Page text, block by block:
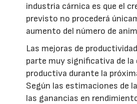
industria cárnica es que el
previsto no procederá
aumento del número de
Las mejoras de
parte muy significativa de la
productiva durante la
Según las estimaciones de la
las ganancias en